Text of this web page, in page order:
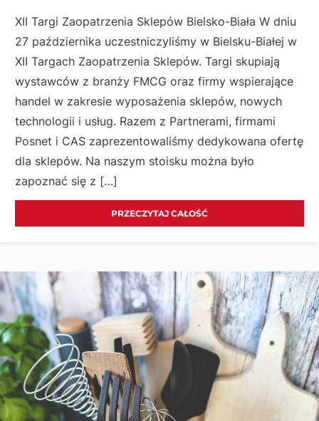
XII Targi Zaopatrzenia Sklepów Bielsko-Biała W dniu
27 października uczestniczyliśmy w Bielsku-Białej w
XII Targach Zaopatrzenia Sklepów. Targi skupiają
wystawców z branży FMCG oraz firmy wspierające
handel w zakresie wyposażenia sklepów, nowych
technologii i usług. Razem z Partnerami, firmami
Posnet i CAS zaprezentowaliśmy dedykowana ofertę
dla sklepów. Na naszym stoisku można było
zapoznać się z […]
PRZECZYTAJ CAŁOŚĆ